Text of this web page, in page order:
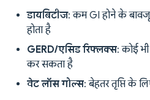
डायबिटीज: कम GI होने के
होता है
GERD/एसिड रिफ्लक्स: कोई भी
कर सकता है
वेट लॉस गोल्स: बेहतर तृप्ति के